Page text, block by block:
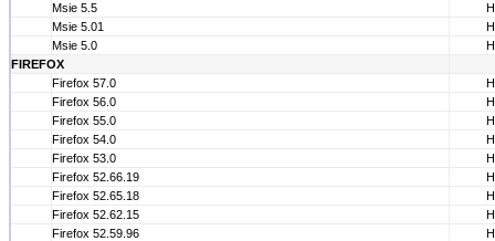
Msie 5.5
Msie 5.01
Msie 5.0
FIREFOX
Firefox 57.0
Firefox 56.0
Firefox 55.0
Firefox 54.0
Firefox 53.0
Firefox 52.66.19
Firefox 52.65.18
Firefox 52.62.15
Firefox 52.59.96